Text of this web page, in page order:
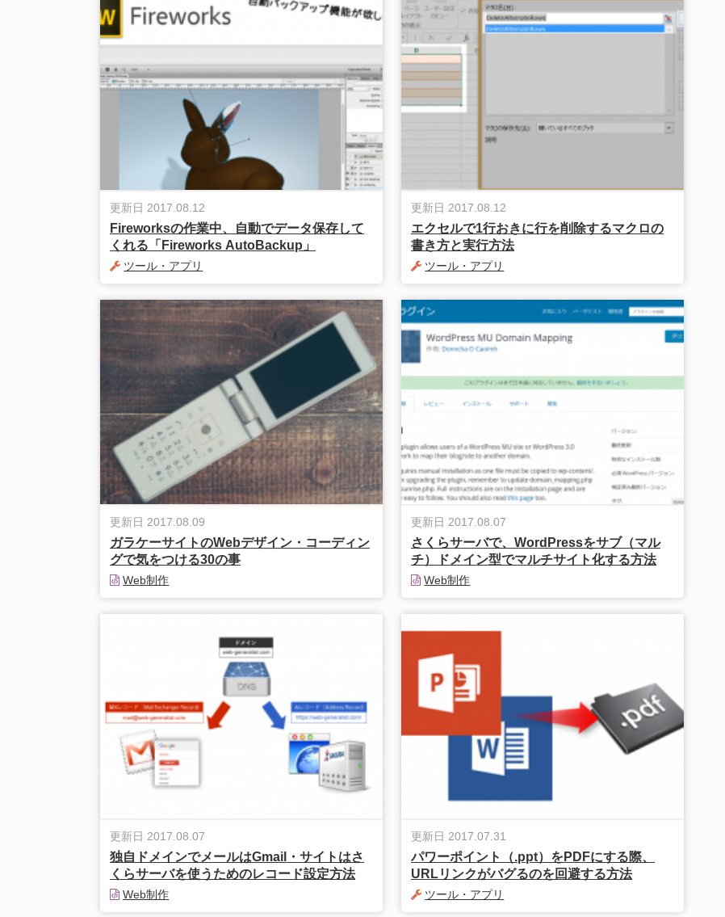
更新日 2017.08.12
Fireworksの作業中、自動でデータ保存して
くれる「Fireworks AutoBackup」
ツール・アプリ
更新日 2017.08.12
エクセルで1行おきに行を削除するマクロの
書き方と実行方法
ツール・アプリ
更新日 2017.08.09
ガラケーサイトのWebデザイン・コーディン
グで気をつける30の事
Web制作
更新日 2017.08.07
さくらサーバで、WordPressをサブ（マル
チ）ドメイン型でマルチサイト化する方法
Web制作
更新日 2017.08.07
独自ドメインでメールはGmail・サイトはさ
くらサーバを使うためのレコード設定方法
Web制作
更新日 2017.07.31
パワーポイント（.ppt）をPDFにする際、
URLリンクがバグるのを回避する方法
ツール・アプリ